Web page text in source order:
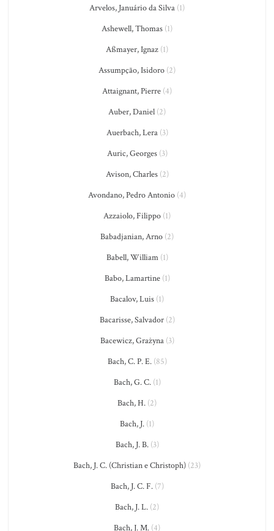
Arvelos, Januário da Silva (1)
Ashewell, Thomas (1)
Aßmayer, Ignaz (1)
Assumpção, Isidoro (2)
Attaignant, Pierre (4)
Auber, Daniel (2)
Auerbach, Lera(3)
Auric, Georges(3)
Avison, Charles(2)
Avondano, Pedro Antonio (4)
Azzaiolo, Filippo (1)
Babadjanian, Arno (2)
Babell, William(1)
Babo, Lamartine(1)
Bacalov, Luis (1)
Bacarisse, Salvador(2)
Bacewicz, Grażyna(3)
Bach, C. P. E.(85)
Bach, G. C.(1)
Bach, H. (2)
Bach, J. (1)
Bach, J. B.(3)
Bach, J. C. (Christian e Christoph) (23)
Bach, J. C. F.(7)
Bach, J. L. (2)
Bach, J. M. (4)